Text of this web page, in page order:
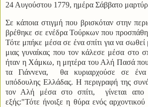
24 Αυγούστου 1779, ημέρα Σάββατο
Σε κάποια στιγμή που βρισκόταν στην
βρέθηκε σε ενέδρα Τούρκων που
Τότε μπήκε μέσα σε ένα σπίτι για να
μιας γυναίκας που τον κάλεσε μέσα στο
ήταν η Χάμκω, η μητέρα του Αλή Πασά που
τα Γιάννενα, θα κυριαρχούσε σε
υπόδουλης Ελλάδας. Η περιγραφή της
τον Αλή μέσα στο σπίτι, γίνεται
εξής:"Τότε ήνοιξε η θύρα ενός αρχοντικού